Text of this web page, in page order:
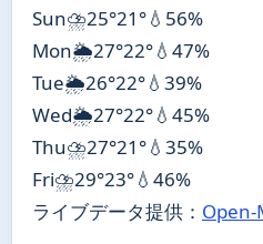
Sun⛈️25°21°💧56%
Mon🌦️27°22°💧47%
Tue🌦️26°22°💧39%
Wed🌦️27°22°💧45%
Thu⛈️27°21°💧35%
Fri⛈️29°23°💧46%
ライブデータ提供：